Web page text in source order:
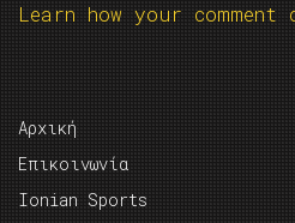
Learn how your
Αρχική
Επικοινωνία
Ionian Sports